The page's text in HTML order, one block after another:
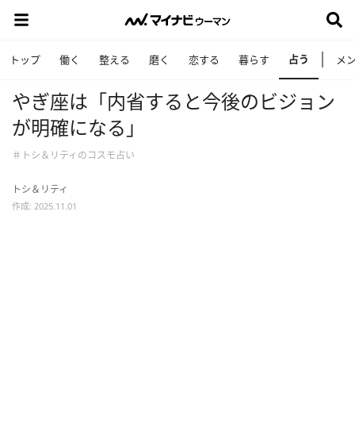
トップ 働く 整える 磨く 恋する 暮らす 占う メ
やぎ座は「内省すると今後のビジョン
が明確になる」
＃トシ＆リティのコスモ占い
トシ＆リティ
作成: 2025.11.01